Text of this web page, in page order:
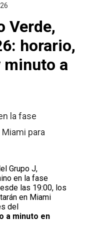
Verde,
horario,
minuto a
la fase
para
Grupo J,
en la fase
las 19:00, los
en Miami
del
a minuto en